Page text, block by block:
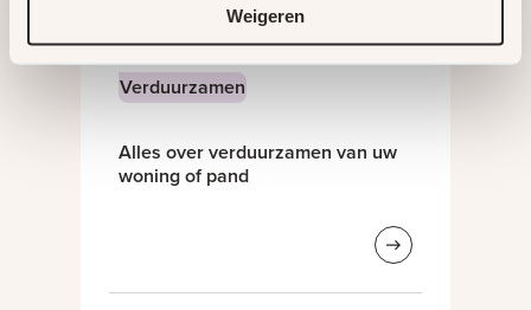
Weigeren
Verduurzamen
Alles over verduurzamen van uw
woning of pand